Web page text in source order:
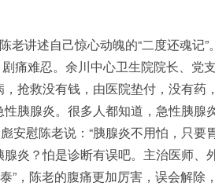
讲述自己惊心动魄的“二度还魂记”
痛难忍。余川中心卫生院院长、党
抢救没有钱，由医院垫付，没有药
胰腺炎。很多人都知道，急性胰腺
慰陈老说：“胰腺炎不用怕，只要
炎？怕是诊断有误吧。主治医师、
”，陈老的腹痛更加厉害，误会解除